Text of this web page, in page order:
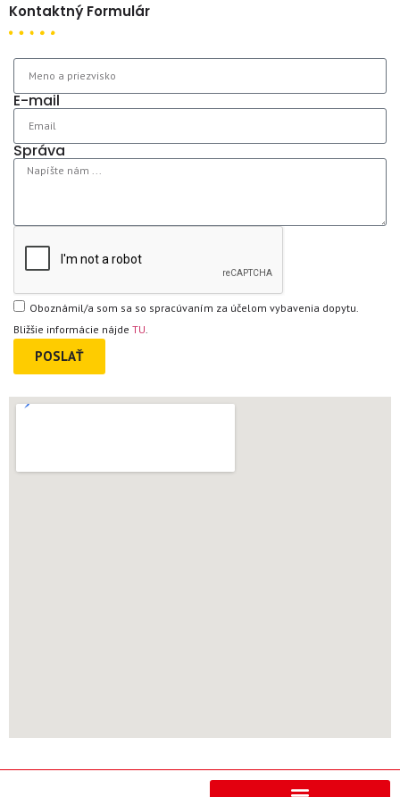
Kontaktný Formulár
E-mail
Správa
Oboznámil/a som sa so spracúvaním za účelom vybavenia dopytu.
Bližšie informácie nájde TU
POSLAŤ